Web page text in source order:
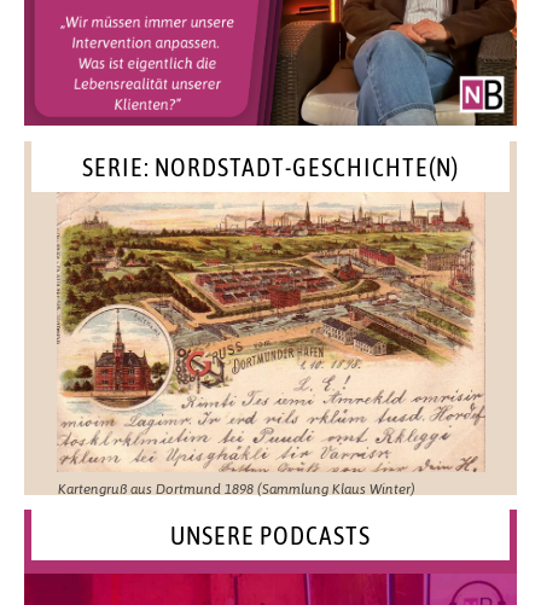
SERIE: NORDSTADT-GESCHICHTE(N)
Kartengruß aus Dortmund 1898 (Sammlung Klaus Winter)
UNSERE PODCASTS